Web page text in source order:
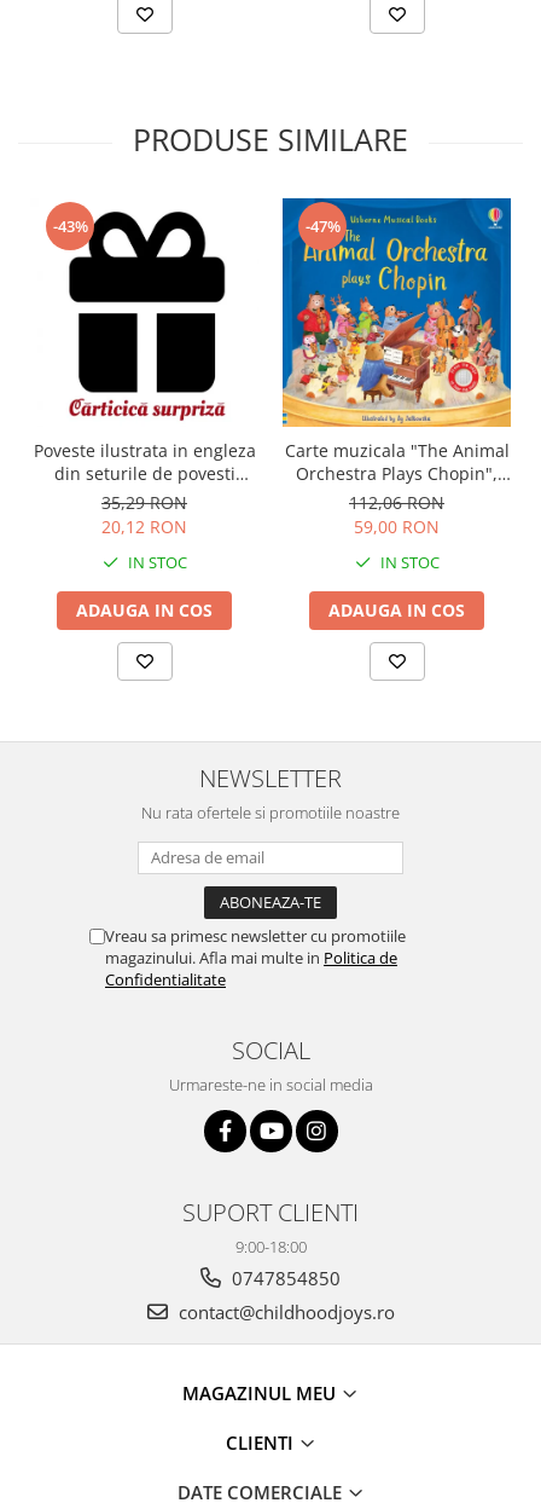
PRODUSE SIMILARE
-43%
Poveste ilustrata in engleza
din seturile de povesti
Usborne
35,29 RON
20,12 RON
IN STOC
ADAUGA IN COS
-47%
Carte muzicala "The Animal
Orchestra Plays Chopin",
cartonata, Usborne
112,06 RON
59,00 RON
IN STOC
ADAUGA IN COS
NEWSLETTER
Nu rata ofertele si promotiile noastre
Vreau sa primesc newsletter cu promotiile
magazinului. Afla mai multe in Politica de
Confidentialitate
SOCIAL
Urmareste-ne in social media
SUPORT CLIENTI
9:00-18:00
0747854850
contact@childhoodjoys.ro
MAGAZINUL MEU
CLIENTI
DATE COMERCIALE